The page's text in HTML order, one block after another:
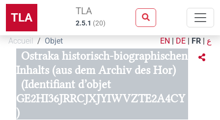
TLA TLA
2.5.1 (20)
Accueil Objet EN | DE | FR | ع
Ostraka historisch-biographischen
Inhalts (aus dem Archiv des Hor)
(Identifiant d’objet
GE2HI36JRRCJXJYIWVZTE2A4CY
)